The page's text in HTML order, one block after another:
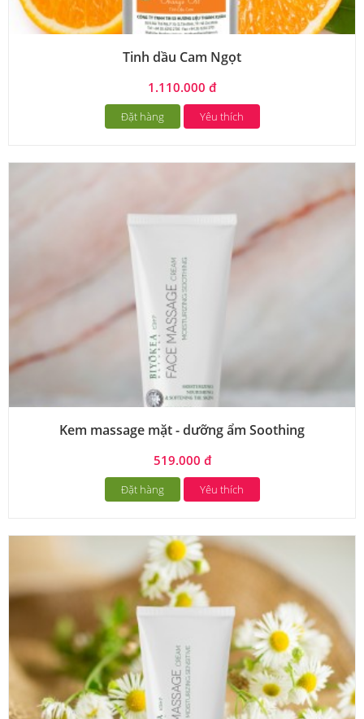
Tinh dầu Cam Ngọt
1.110.000 đ
Đặt hàng Yêu thích
Kem massage mặt - dưỡng ẩm Soothing
519.000 đ
Đặt hàng Yêu thích